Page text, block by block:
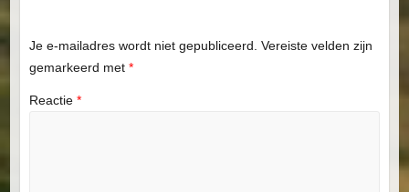
Je e-mailadres wordt niet gepubliceerd. Vereiste velden zijn
gemarkeerd met *
Reactie *